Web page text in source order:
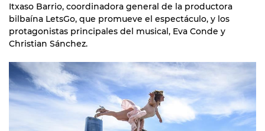
Itxaso Barrio, coordinadora general de la productora
bilbaína LetsGo, que promueve el espectáculo, y los
protagonistas principales del musical, Eva Conde y
Christian Sánchez.